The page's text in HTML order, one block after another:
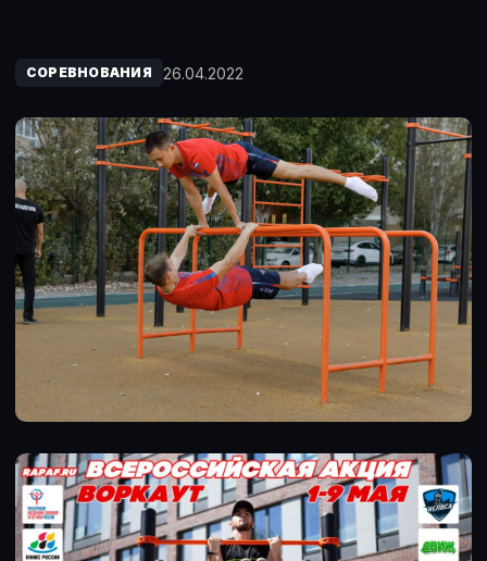
СОРЕВНОВАНИЯ 26.04.2022